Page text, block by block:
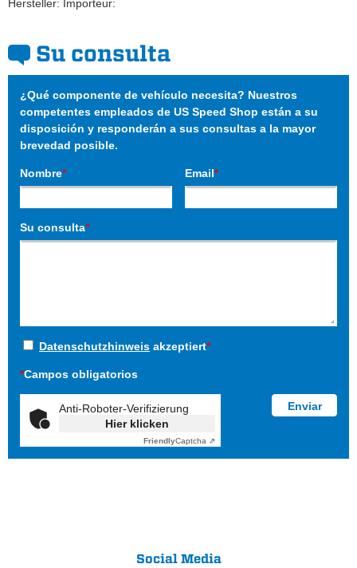
Hersteller: Importeur:
Su consulta
¿Qué componente de vehículo necesita? Nuestros
competentes empleados de US Speed Shop están a su
disposición y responderán a sus consultas a la mayor
brevedad posible.
Nombre* Email*
Su consulta*
Datenschutzhinweis akzeptiert*
*Campos obligatorios
Anti-Roboter-Verifizierung
Hier klicken
FriendlyCaptcha ⇗
Social Media